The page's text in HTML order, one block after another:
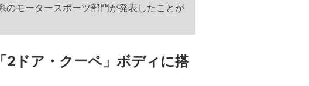
のモータースポーツ部門が発表したことが
2ドア・クーペ」ボディに搭